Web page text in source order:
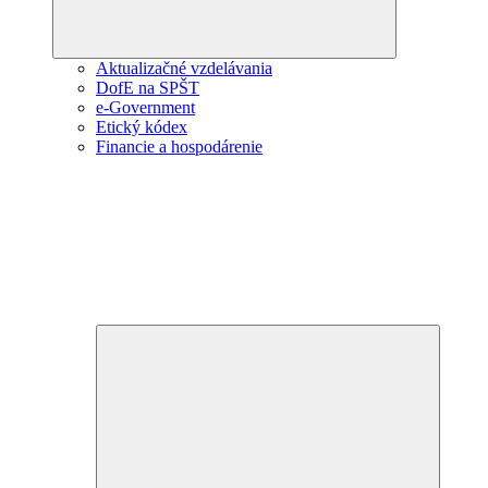
Aktualizačné vzdelávania
DofE na SPŠT
e-Government
Etický kódex
Financie a hospodárenie